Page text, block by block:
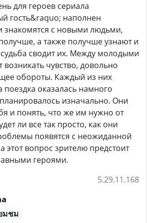
для героев сериала
гость&raquo; наполнен
с новыми людьми,
а также получше узнают и
судьба сводит их. Между молодыми
чувство, довольно
обороты. Каждый из них
поездка оказалась намного
изначально. Они
и понять, что же им нужно от
ли все так просто, как они
появятся с неожиданной
этот вопрос зрителю предстоит
героями.
5.29.11.168
มชม